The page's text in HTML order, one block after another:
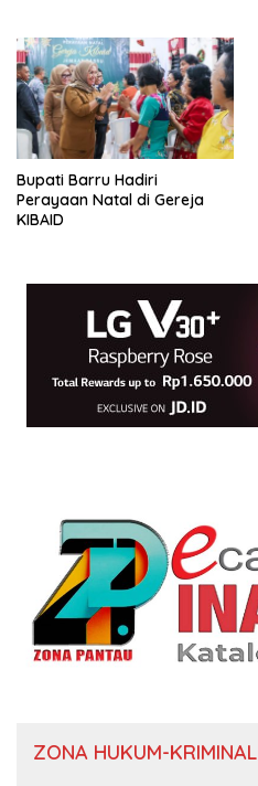
Bupati Barru Hadiri
Perayaan Natal di Gereja
KIBAID
ZONA HUKUM-KRIMINAL